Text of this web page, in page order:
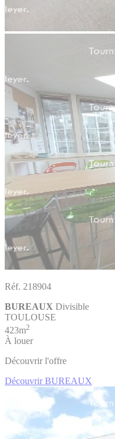
Réf. 218904
BUREAUX Divisible
TOULOUSE
423m2
À louer
Découvrir l'offre
Découvrir BUREAUX